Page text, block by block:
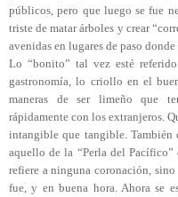
públicos, pero que luego se fue
triste de matar árboles y crear
avenidas en lugares de paso donde
Lo “bonito” tal vez esté
gastronomía, lo criollo en el
maneras de ser limeño que
rápidamente con los extranjeros.
intangible que tangible. También
aquello de la “Perla del
refiere a ninguna coronación, sino
fue, y en buena hora. Ahora se